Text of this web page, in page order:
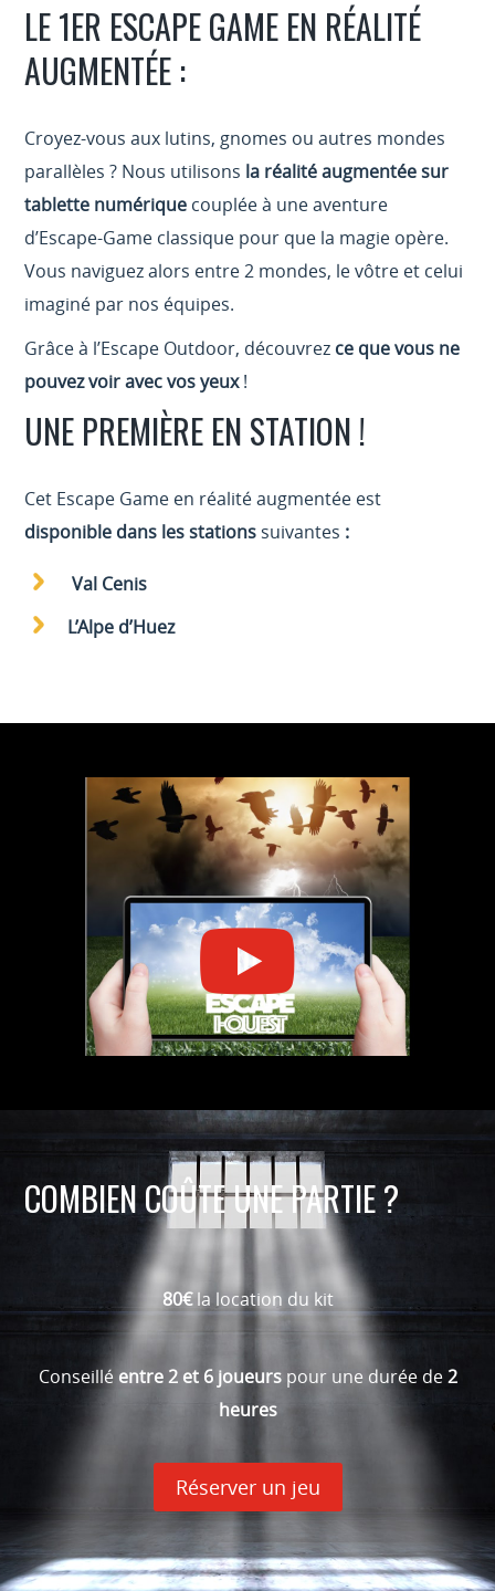
LE 1ER ESCAPE GAME EN RÉALITÉ
AUGMENTÉE :
Croyez-vous aux lutins, gnomes ou autres mondes
parallèles ? Nous utilisons la réalité augmentée sur
tablette numérique couplée à une aventure
d’Escape-Game classique pour que la magie opère.
Vous naviguez alors entre 2 mondes, le vôtre et celui
imaginé par nos équipes.
Grâce à l’Escape Outdoor, découvrez ce que vous ne
pouvez voir avec vos yeux!
UNE PREMIÈRE EN STATION !
Cet Escape Game en réalité augmentée est
disponible dans les stations suivantes :
Val Cenis
L’Alpe d’Huez
COMBIEN COÛTE UNE PARTIE ?
80€la location du kit
Conseillé entre 2 et 6 joueurspour une durée de2
heures
Réserver un jeu